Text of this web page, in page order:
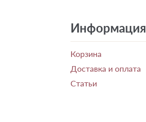
Информация
Корзина
Доставка и оплата
Статьи